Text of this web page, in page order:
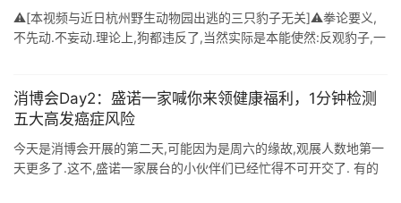
⚠️[本视频与近日杭州野生动物园出逃的三只豹子无关]⚠️拳论要义,
不先动.不妄动.理论上,狗都违反了,当然实际是本能使然:反观豹子,一
消博会Day2：盛诺一家喊你来领健康福利，1分钟检测
五大高发癌症风险
今天是消博会开展的第二天,可能因为是周六的缘故,观展人数地第一
天更多了.这不,盛诺一家展台的小伙伴们已经忙得不可开交了. 有的